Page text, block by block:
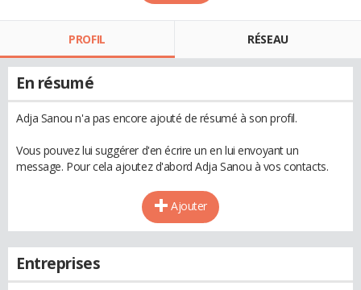
PROFIL RÉSEAU
En résumé
Adja Sanou n'a pas encore ajouté de résumé à son profil.
Vous pouvez lui suggérer d'en écrire un en lui envoyant un
message. Pour cela ajoutez d'abord Adja Sanou à vos contacts.
Ajouter
Entreprises